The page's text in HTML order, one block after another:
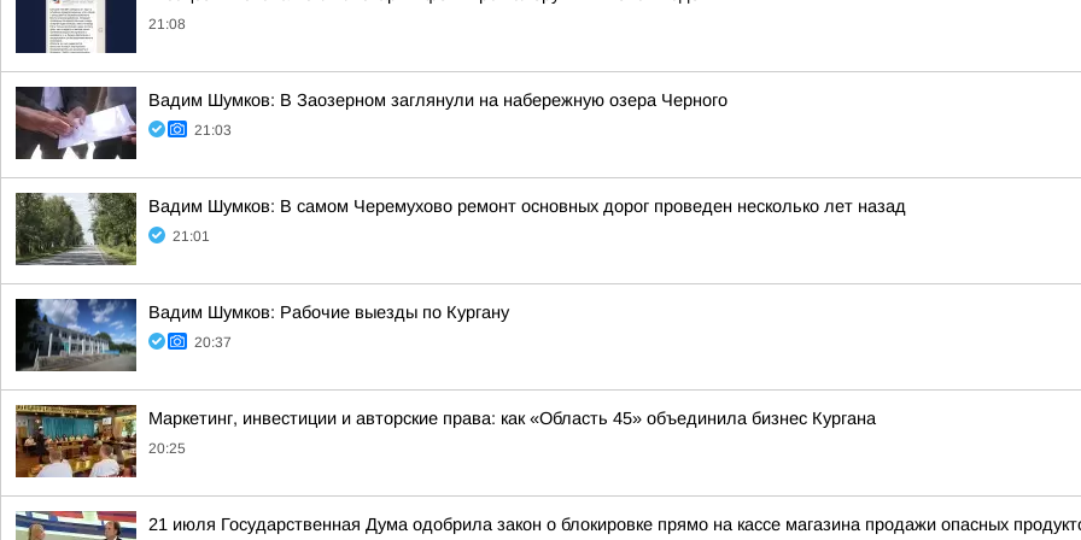
21:08
Вадим Шумков: В Заозерном заглянули на набережную озера Черного
21:03
Вадим Шумков: В самом Черемухово ремонт основных дорог проведен несколько лет назад
21:01
Вадим Шумков: Рабочие выезды по Кургану
20:37
Маркетинг, инвестиции и авторские права: как «Область 45» объединила бизнес Кургана
20:25
21 июля Государственная Дума одобрила закон о блокировке прямо на кассе магазина продажи опасных